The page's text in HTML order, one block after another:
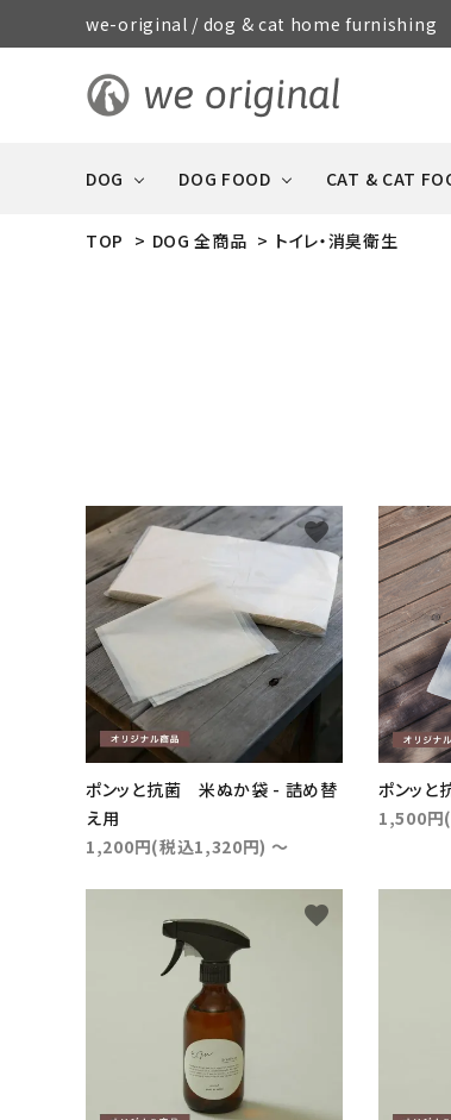
we-original / dog & cat home furnishing
DOG
おもちゃ・
トレーニング用品
ケア用品・雑貨
DOG FOOD
オイル・酢・サプリメント
CAT & CAT
レトルト食材
TOP > DOG 全商品 > トイレ・消臭衛生
ポンッと抗菌 米ぬか袋 - 詰め替
え用
1,200円(税込1,320円) ～
favorite
ポンッ
1,500円
favorite